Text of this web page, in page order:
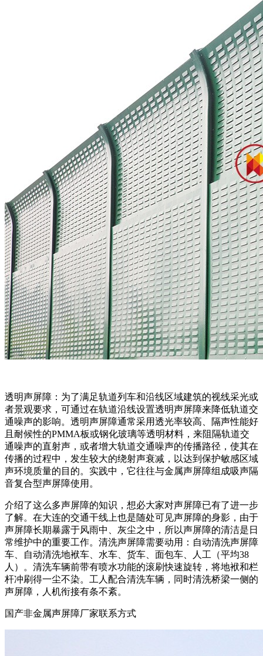
透明声屏障：为了满足轨道列车和沿线区域建筑的视线采光或
者景观要求，可通过在轨道沿线设置透明声屏障来降低轨道交
通噪声的影响。透明声屏障通常采用透光率较高、隔声性能好
且耐候性的PMMA板或钢化玻璃等透明材料，来阻隔轨道交
通噪声的直射声，或者增大轨道交通噪声的传播路径，使其在
传播的过程中，发生较大的绕射声衰减，以达到保护敏感区域
声环境质量的目的。实践中，它往往与金属声屏障组成吸声隔
音复合型声屏障使用。
介绍了这么多声屏障的知识，想必大家对声屏障已有了进一步
了解。在大连的交通干线上也是随处可见声屏障的身影，由于
声屏障长期暴露于风雨中、灰尘之中，所以声屏障的清洁是日
常维护中的重要工作。清洗声屏障需要动用：自动清洗声屏障
车、自动清洗地袱车、水车、货车、面包车、人工（平均38
人）。清洗车辆前带有喷水功能的滚刷快速旋转，将地袱和栏
杆冲刷得一尘不染。工人配合清洗车辆，同时清洗桥梁一侧的
声屏障，人机衔接有条不紊。
国产非金属声屏障厂家联系方式